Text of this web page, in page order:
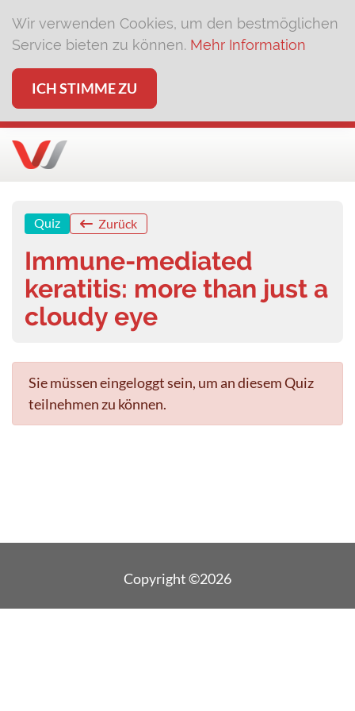
Wir verwenden Cookies, um den bestmöglichen
Service bieten zu können. Mehr Information
ICH STIMME ZU
Quiz Zurück
Immune-mediated
keratitis: more than just a
cloudy eye
Sie müssen eingeloggt sein, um an diesem Quiz
teilnehmen zu können.
Copyright ©2026